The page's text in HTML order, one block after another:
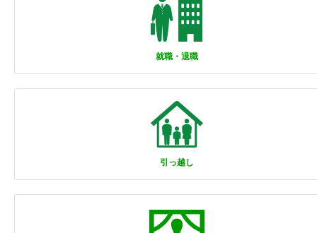
就職・退職
引っ越し